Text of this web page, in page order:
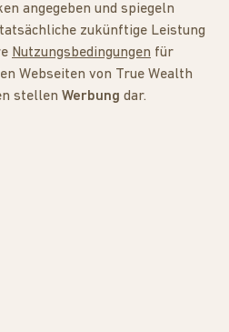
angegeben und spiegeln
zukünftige Leistung
Nutzungsbedingungen für
Webseiten von True Wealth
stellen Werbung dar.